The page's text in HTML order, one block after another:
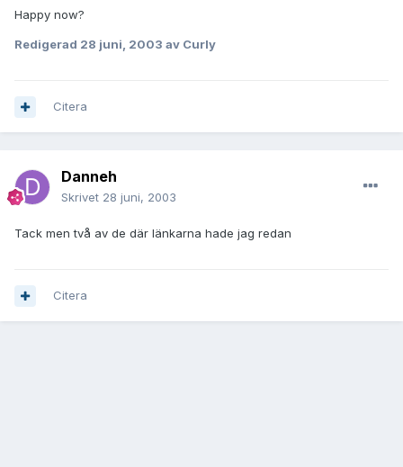
Happy now?
Redigerad 28 juni, 2003 av Curly
Citera
Danneh
Skrivet 28 juni, 2003
Tack men två av de där länkarna hade jag redan
Citera